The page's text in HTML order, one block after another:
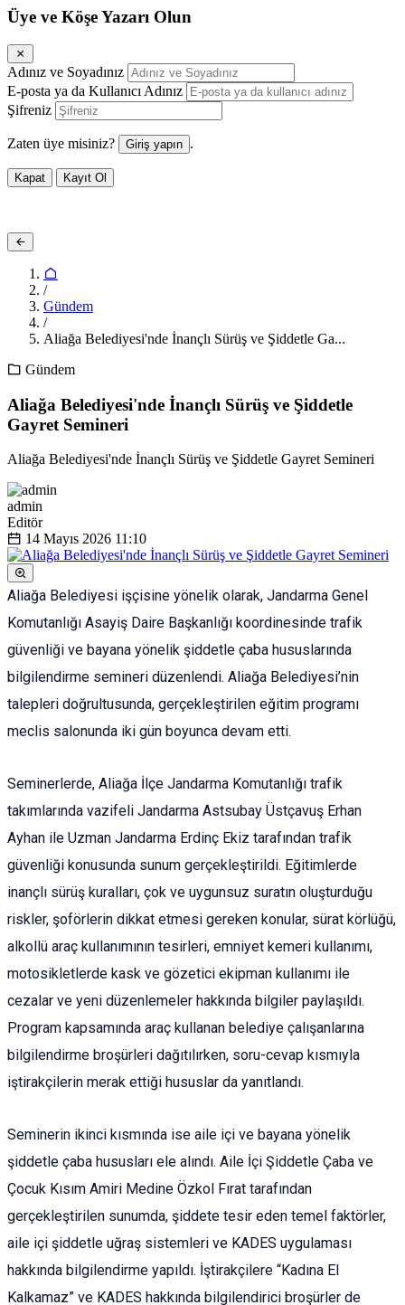
Üye ve Köşe Yazarı Olun
Adınız ve Soyadınız
E-posta ya da Kullanıcı Adınız
Şifreniz
Zaten üye misiniz? Giriş yapın .
Kapat Kayıt Ol
/
Gündem
/
Aliağa Belediyesi'nde İnançlı Sürüş ve Şiddetle Ga...
Gündem
Aliağa Belediyesi'nde İnançlı Sürüş ve Şiddetle
Gayret Semineri
Aliağa Belediyesi'nde İnançlı Sürüş ve Şiddetle Gayret Semineri
admin
Editör
14 Mayıs 2026 11:10
Aliağa Belediyesi işçisine yönelik olarak, Jandarma Genel
Komutanlığı Asayiş Daire Başkanlığı koordinesinde trafik
güvenliği ve bayana yönelik şiddetle çaba hususlarında
bilgilendirme semineri düzenlendi. Aliağa Belediyesi’nin
talepleri doğrultusunda, gerçekleştirilen eğitim programı
meclis salonunda iki gün boyunca devam etti.
Seminerlerde, Aliağa İlçe Jandarma Komutanlığı trafik
takımlarında vazifeli Jandarma Astsubay Üstçavuş Erhan
Ayhan ile Uzman Jandarma Erdinç Ekiz tarafından trafik
güvenliği konusunda sunum gerçekleştirildi. Eğitimlerde
inançlı sürüş kuralları, çok ve uygunsuz suratın oluşturduğu
riskler, şoförlerin dikkat etmesi gereken konular, sürat körlüğü,
alkollü araç kullanımının tesirleri, emniyet kemeri kullanımı,
motosikletlerde kask ve gözetici ekipman kullanımı ile
cezalar ve yeni düzenlemeler hakkında bilgiler paylaşıldı.
Program kapsamında araç kullanan belediye çalışanlarına
bilgilendirme broşürleri dağıtılırken, soru-cevap kısmıyla
iştirakçilerin merak ettiği hususlar da yanıtlandı.
Seminerin ikinci kısmında ise aile içi ve bayana yönelik
şiddetle çaba hususları ele alındı. Aile İçi Şiddetle Çaba ve
Çocuk Kısım Amiri Medine Özkol Fırat tarafından
gerçekleştirilen sunumda, şiddete tesir eden temel faktörler,
aile içi şiddetle uğraş sistemleri ve KADES uygulaması
hakkında bilgilendirme yapıldı. İştirakçilere “Kadına El
Kalkamaz” ve KADES hakkında bilgilendirici broşürler de